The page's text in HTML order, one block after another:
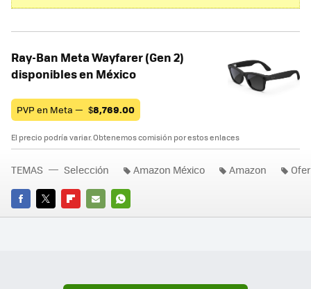
Ray-Ban Meta Wayfarer (Gen 2)
disponibles en México
PVP en Meta — $8,769.00
El precio podría variar. Obtenemos comisión por estos enlaces
FACEBOOK
TWITTERFLIPBOARD
E-
WHATSAPP
TEMAS Selección Amazon México Amazon